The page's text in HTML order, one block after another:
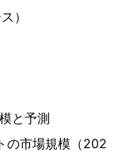
）
と予測
の市場規模（202